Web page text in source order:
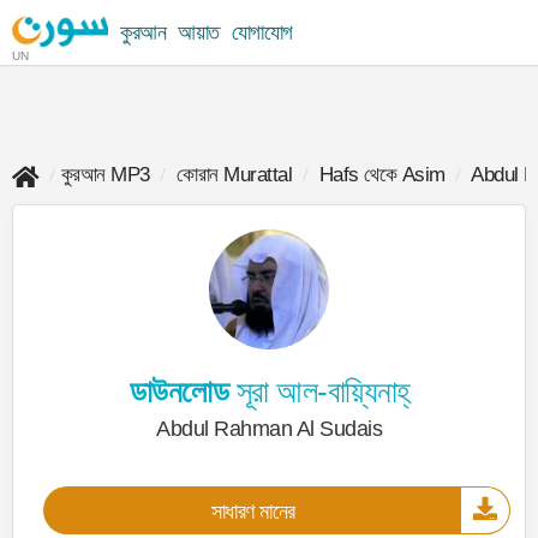
UN
কুরআন আয়াত যোগাযোগ
কুরআন MP3 কোরান Murattal Hafs থেকে Asim Abdul
ডাউনলোডসূরা আল-বায়্যিনাহ্
Abdul Rahman Al Sudais
সাধারণ মানের